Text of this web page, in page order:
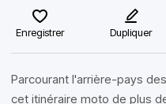
Enregistrer Dupliquer
Parcourant l'arrière-pays
cet itinéraire moto de plus